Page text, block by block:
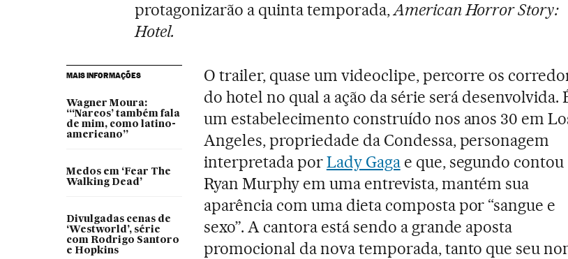
protagonizarão a quinta temporada,American Horror Story:
Hotel.
MAIS INFORMAÇÕES
Wagner Moura:
“‘Narcos’ também fala
de mim, como latino-
americano”
Medos em ‘Fear The
Walking Dead’
Divulgadas cenas de
‘Westworld’, série
com Rodrigo Santoro
e Hopkins
O trailer, quase um videoclipe, percorre os
do hotel no qual a ação da série será desenvolvida.
um estabelecimento construído nos anos 30 em
Angeles, propriedade da Condessa, personagem
interpretada porLady Gagae que, segundo contou
Ryan Murphy em uma entrevista, mantém sua
aparência com uma dieta composta por “sangue e
sexo”. A cantora está sendo a grande aposta
promocional da nova temporada, tanto que seu